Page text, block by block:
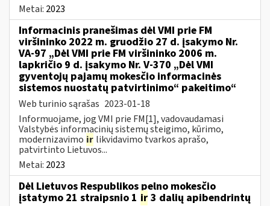
Metai: 2023
Informacinis pranešimas dėl VMI prie FM
viršininko 2022 m. gruodžio 27 d. įsakymo Nr.
VA-97 „Dėl VMI prie FM viršininko 2006 m.
lapkričio 9 d. įsakymo Nr. V-370 „Dėl VMI
gyventojų pajamų mokesčio informacinės
sistemos nuostatų patvirtinimo“ pakeitimo“
Web turinio sąrašas 2023-01-18
Informuojame, jog VMI prie FM[1], vadovaudamasi
Valstybės informacinių sistemų steigimo, kūrimo,
modernizavimo ir likvidavimo tvarkos aprašo,
patvirtinto Lietuvos...
Metai: 2023
Dėl Lietuvos Respublikos pelno mokesčio
įstatymo 21 straipsnio 1 ir 3 dalių apibendrintų